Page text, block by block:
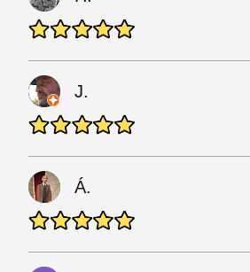
J.
Á.